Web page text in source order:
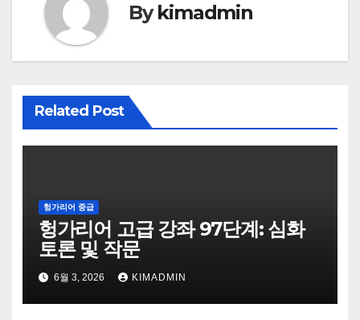
Bykimadmin
Related Post
헝가리어 중급
헝가리어 고급 강좌 97단계: 심화
토론 및 작문
6월 3, 2026 KIMADMIN